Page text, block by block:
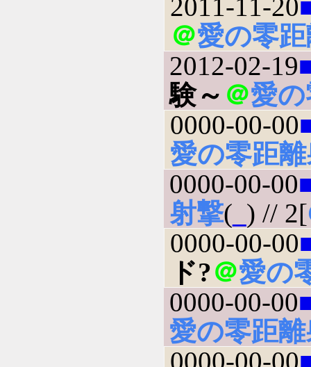
2011-11-20
＠愛の零
2012-02-19
験～ ＠愛
0000-00-00
愛の零距
0000-00-00
射撃( ) // 2[
0000-00-00
ド?＠愛の
0000-00-00
愛の零距